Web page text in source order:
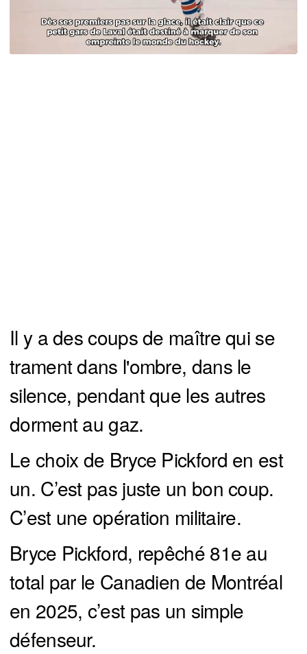
Il y a des coups de maître qui se
trament dans l'ombre, dans le
silence, pendant que les autres
dorment au gaz.
Le choix de Bryce Pickford en est
un. C’est pas juste un bon coup.
C’est une opération militaire.
Bryce Pickford, repêché 81e au
total par le Canadien de Montréal
en 2025, c’est pas un simple
défenseur.